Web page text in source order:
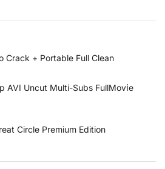
Crack + Portable Full Clean
AVI Uncut Multi-Subs FullMov𝗂e
Circle Premium Edition